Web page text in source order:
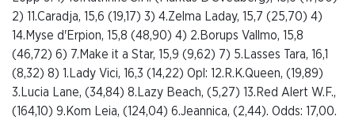
2) 11.Caradja, 15,6 (19,17) 3) 4.Zelma Laday, 15,7 (25,70) 4)
14.Myse d'Erpion, 15,8 (48,90) 4) 2.Borups Vallmo, 15,8
(46,72) 6) 7.Make it a Star, 15,9 (9,62) 7) 5.Lasses Tara, 16,1
(8,32) 8) 1.Lady Vici, 16,3 (14,22) Opl: 12.R.K.Queen, (19,89)
3.Lucia Lane, (34,84) 8.Lazy Beach, (5,27) 13.Red Alert W.F.,
(164,10) 9.Kom Leia, (124,04) 6.Jeannica, (2,44). Odds: 17,00.